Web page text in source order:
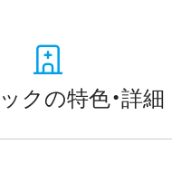
クの特色・詳細